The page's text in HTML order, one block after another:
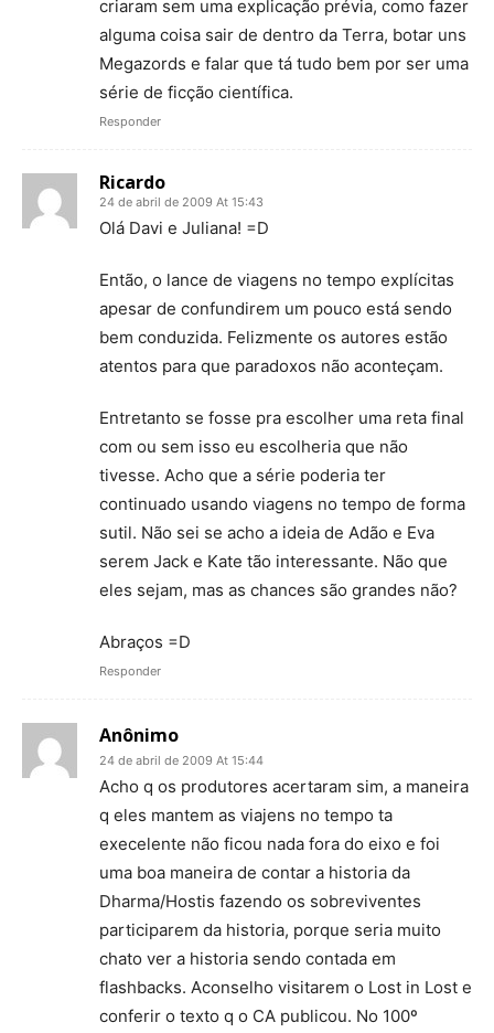
criaram sem uma explicação prévia, como fazer
alguma coisa sair de dentro da Terra, botar uns
Megazords e falar que tá tudo bem por ser uma
série de ficção científica.
Responder
Ricardo
24 de abril de 2009 At 15:43
Olá Davi e Juliana! =D
Então, o lance de viagens no tempo explícitas
apesar de confundirem um pouco está sendo
bem conduzida. Felizmente os autores estão
atentos para que paradoxos não aconteçam.
Entretanto se fosse pra escolher uma reta final
com ou sem isso eu escolheria que não
tivesse. Acho que a série poderia ter
continuado usando viagens no tempo de forma
sutil. Não sei se acho a ideia de Adão e Eva
serem Jack e Kate tão interessante. Não que
eles sejam, mas as chances são grandes não?
Abraços =D
Responder
Anônimo
24 de abril de 2009 At 15:44
Acho q os produtores acertaram sim, a maneira
q eles mantem as viajens no tempo ta
execelente não ficou nada fora do eixo e foi
uma boa maneira de contar a historia da
Dharma/Hostis fazendo os sobreviventes
participarem da historia, porque seria muito
chato ver a historia sendo contada em
flashbacks. Aconselho visitarem o Lost in Lost e
conferir o texto q o CA publicou. No 100º